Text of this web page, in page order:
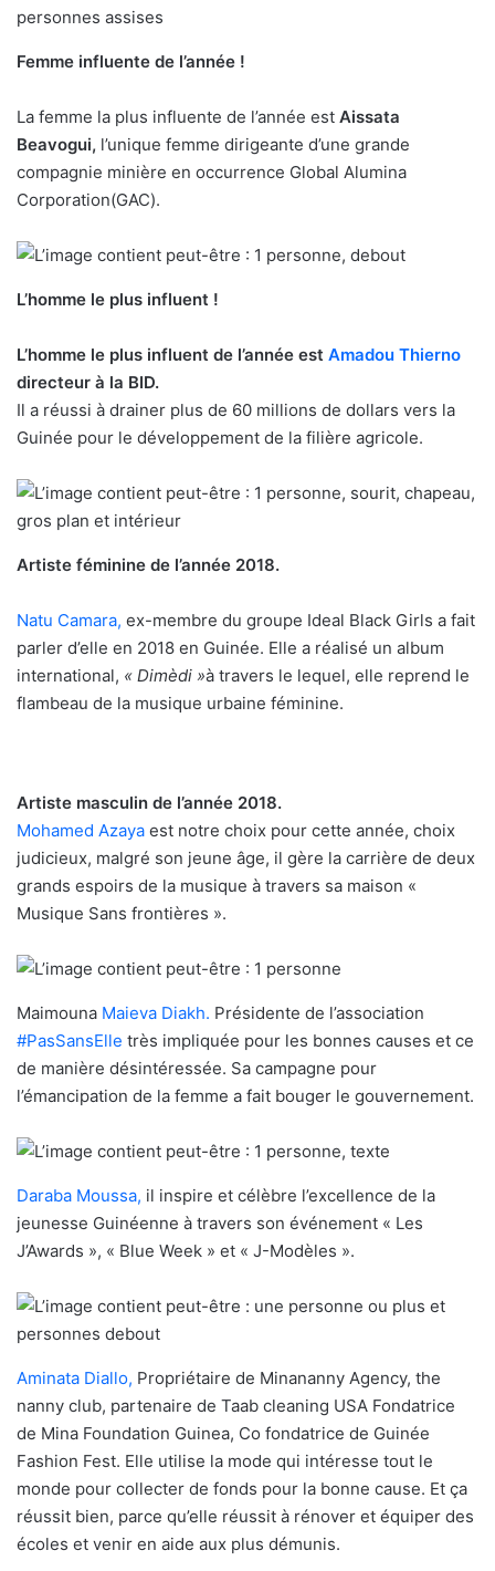
Femme influente de l’année !
La femme la plus influente de l’année est Aissata
Beavogui, l’unique femme dirigeante d’une grande
compagnie minière en occurrence Global Alumina
Corporation(GAC).
L’homme le plus influent !
L’homme le plus influent de l’année est Amadou Thierno
directeur à la BID.
Il a réussi à drainer plus de 60 millions de dollars vers la
Guinée pour le développement de la filière agricole.
Artiste féminine de l’année 2018.
Natu Camara, ex-membre du groupe Ideal Black Girls a fait
parler d’elle en 2018 en Guinée. Elle a réalisé un album
international, « Dimèdi »à travers le lequel, elle reprend le
flambeau de la musique urbaine féminine.
Artiste masculin de l’année 2018.
Mohamed Azaya est notre choix pour cette année, choix
judicieux, malgré son jeune âge, il gère la carrière de deux
grands espoirs de la musique à travers sa maison «
Musique Sans frontières ».
Maimouna Maieva Diakh. Présidente de l’association
#PasSansElle très impliquée pour les bonnes causes et ce
de manière désintéressée. Sa campagne pour
l’émancipation de la femme a fait bouger le gouvernement.
Daraba Moussa, il inspire et célèbre l’excellence de la
jeunesse Guinéenne à travers son événement « Les
J’Awards », « Blue Week » et « J-Modèles ».
Aminata Diallo, Propriétaire de Minananny Agency, the
nanny club, partenaire de Taab cleaning USA Fondatrice
de Mina Foundation Guinea, Co fondatrice de Guinée
Fashion Fest. Elle utilise la mode qui intéresse tout le
monde pour collecter de fonds pour la bonne cause. Et ça
réussit bien, parce qu’elle réussit à rénover et équiper des
écoles et venir en aide aux plus démunis.